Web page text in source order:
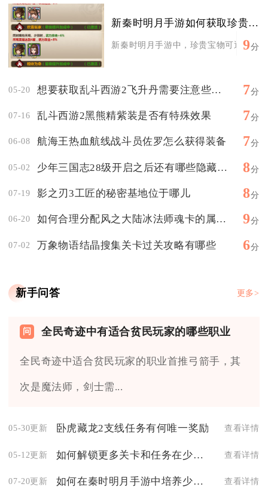
新秦时明月手游如何获取珍贵的宝物
新秦时明月手游中，珍贵宝物可通过禁
9分
05-20 想要获取乱斗西游2飞升丹需要注意些什么 7分
07-16 乱斗西游2黑熊精紫装是否有特殊效果 7分
06-08 航海王热血航线战斗员佐罗怎么获得装备 7分
05-02 少年三国志28级开启之后还有哪些隐藏任务 8分
07-19 影之刃3工匠的秘密基地位于哪儿 8分
06-20 如何合理分配风之大陆冰法师魂卡的属性点 9分
07-02 万象物语结晶搜集关卡过关攻略有哪些 6分
新手问答 更多>
全民奇迹中有适合贫民玩家的哪些职业
全民奇迹中适合贫民玩家的职业首推弓箭手，其
次是魔法师，剑士需...
05-30更新 卧虎藏龙2支线任务有何唯一奖励 查看详情
05-12更新 如何解锁更多关卡和任务在少年三国志2中 查看详情
07-20更新 如何在秦时明月手游中培养少司命的能力 查看详情